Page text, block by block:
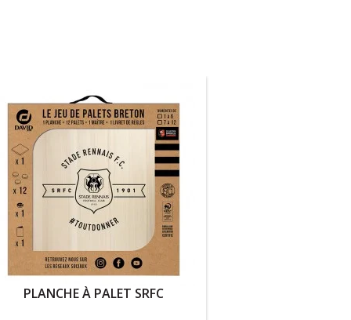
PLANCHE À PALET SRFC